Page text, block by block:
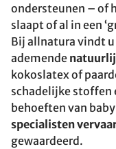
ondersteunen – of
slaapt of al in een
Bij allnatura vindt
ademende
kokoslatex of
schadelijke stoffen
behoeften van
specialisten
gewaardeerd.